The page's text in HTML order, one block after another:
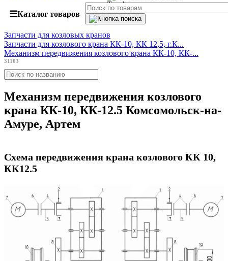
☰Каталог товаров
Запчасти для козловых кранов
Запчасти для козлового крана КК-10, КК 12,5, г.К...
Механизм передвижения козлового крана КК-10, КК-...
31103
Механизм передвижения козлового
крана КК-10, КК-12.5 Комсомольск-на-
Амуре, Артем
Схема передвижения крана козлового КК 10,
КК12.5